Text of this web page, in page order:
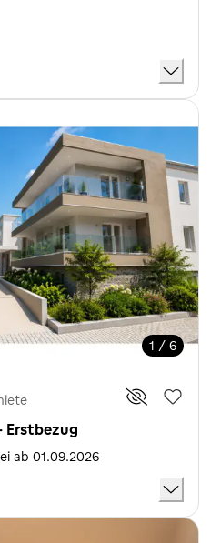
1 / 6
Erstbezug
ab 01.09.2026